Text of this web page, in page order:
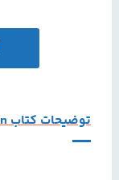
توضيحات کتاب Microservices in Action